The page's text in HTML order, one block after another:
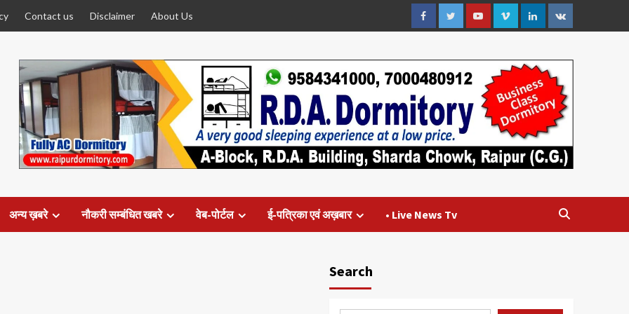
Contact us Disclaimer About Us
FacebookTwitterYoutubeVimeoLinkedin
VK
अन्य ख़बरे नौकरी सम्बंधित खबरे वेब-पोर्टल ई-पत्रिका एवं अख़बार • Live News Tv
Search